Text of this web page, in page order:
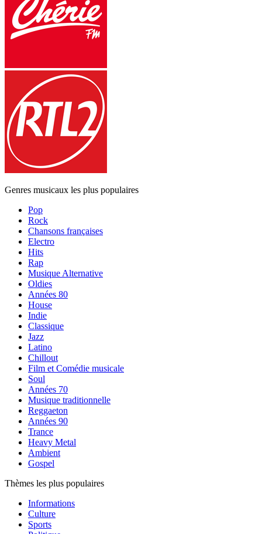
Genres musicaux les plus populaires
Pop
Rock
Chansons françaises
Electro
Hits
Rap
Musique Alternative
Oldies
Années 80
House
Indie
Classique
Jazz
Latino
Chillout
Film et Comédie musicale
Soul
Années 70
Musique traditionnelle
Reggaeton
Années 90
Trance
Heavy Metal
Ambient
Gospel
Thèmes les plus populaires
Informations
Culture
Sports